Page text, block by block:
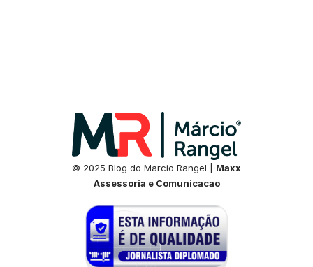
© 2025 Blog do Marcio Rangel | Maxx
Assessoria e Comunicacao